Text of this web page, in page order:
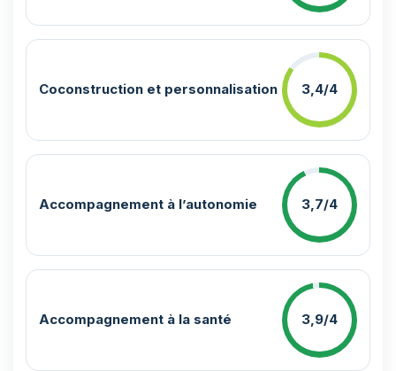
Coconstruction et personnalisation 3,4/4
Accompagnement à l’autonomie 3,7/4
Accompagnement à la santé 3,9/4